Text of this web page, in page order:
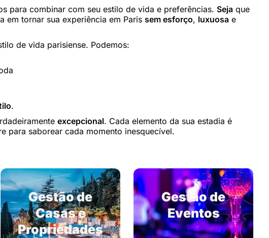
para combinar com seu estilo de vida e preferências. Seja que
em tornar sua experiência em Paris sem esforço, luxuosa e
de vida parisiense. Podemos:
.
excepcional. Cada elemento da sua estadia é
para saborear cada momento inesquecível.
Gestão de
Casas e
Propriedades
Gestão de
Eventos